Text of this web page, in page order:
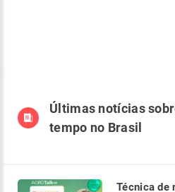
Últimas notícias
tempo no Brasil
Técnica de